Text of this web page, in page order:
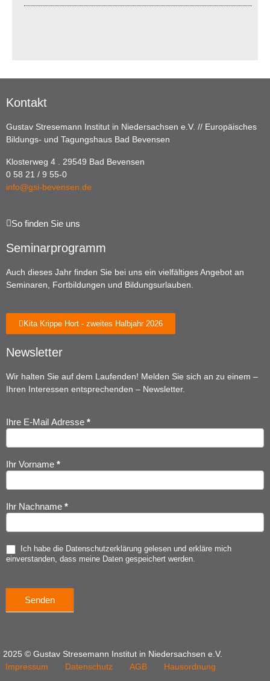
Kontakt
Gustav Stresemann Institut in Niedersachsen e.V. // Europäisches
Bildungs- und Tagungshaus Bad Bevensen
Klosterweg 4 . 29549 Bad Bevensen
0 58 21 / 9 55-0
info@gsi-bevensen.de
So finden Sie uns
Seminarprogramm
Auch dieses Jahr finden Sie bei uns ein vielfältiges Angebot an
Seminaren, Fortbildungen und Bildungsurlauben.
Kita Krippe Hort - zweites Halbjahr 2026
Newsletter
Wir halten Sie auf dem Laufenden! Melden Sie sich an zu einem –
Ihren Interessen entsprechenden – Newsletter.
Newsletter
Anmeldung
Ihre E-Mail Adresse *
Ihr Vorname *
Ihr Nachname *
Ich habe die Datenschutzerklärung gelesen und erkläre mich
einverstanden, dass meine Daten gespeichert werden.
Senden
2025 © Gustav Stresemann Institut in Niedersachsen e.V.
Impressum
Datenschutz AGB Hausordnung